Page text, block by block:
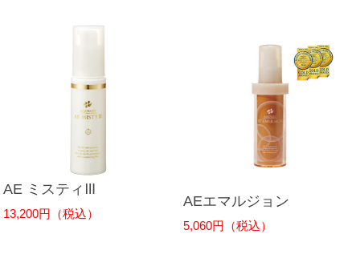
AE ミスティⅢ
13,200円（税込）
AEエマルジョン
5,060円（税込）